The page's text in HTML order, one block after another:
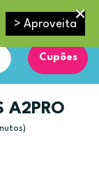
> Aproveita
Cupões
A2PRO